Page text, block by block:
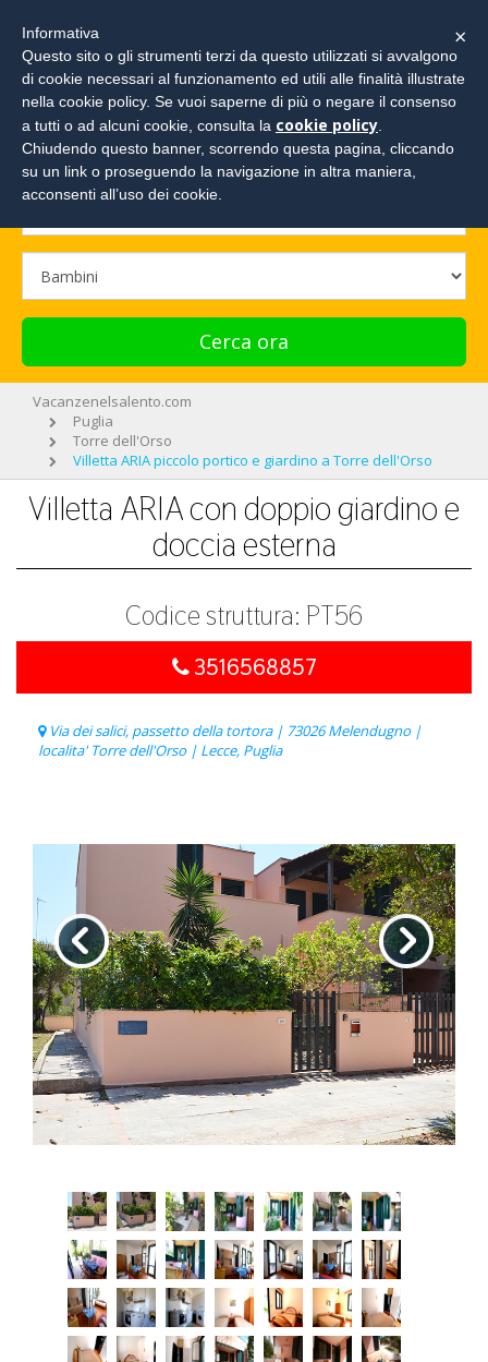
Cerca la tua vacanza e richiedi un preventivo!
Cerca ora
Vacanzenelsalento.com
Puglia
Torre dell'Orso
Villetta ARIA piccolo portico e giardino a Torre dell'Orso
Villetta ARIA con doppio giardino e
doccia esterna
Codice struttura: PT56
3516568857
Via dei salici, passetto della tortora | 73026 Melendugno |
localita' Torre dell'Orso | Lecce, Puglia
×
Informativa
Questo sito o gli strumenti terzi da questo utilizzati si avvalgono
di cookie necessari al funzionamento ed utili alle finalità illustrate
nella cookie policy. Se vuoi saperne di più o negare il consenso
a tutti o ad alcuni cookie, consulta la cookie policy
Chiudendo questo banner, scorrendo questa pagina, cliccando
su un link o proseguendo la navigazione in altra maniera,
acconsenti all’uso dei cookie.